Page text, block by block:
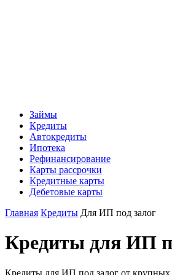
Займы
Кредиты
Автокредиты
Ипотека
Рефинансирование
Карты рассрочки
Кредитные карты
Дебетовые карты
Главная Кредиты Для ИП под залог
Кредиты для ИП
Кредиты для ИП под залог от крупных